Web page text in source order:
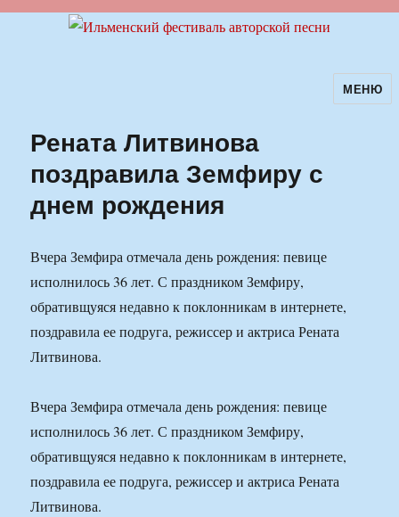
Ильменский фестиваль авторскойМЕНЮ
Рената Литвинова
поздравила Земфиру с
днем рождения
Вчера Земфира отмечала день рождения: певице
исполнилось 36 лет. С праздником Земфиру,
обративщуяся недавно к поклонникам в интернете,
поздравила ее подруга, режиссер и актриса Рената
Литвинова.
Вчера Земфира отмечала день рождения: певице
исполнилось 36 лет. С праздником Земфиру,
обративщуяся недавно к поклонникам в интернете,
поздравила ее подруга, режиссер и актриса Рената
Литвинова.